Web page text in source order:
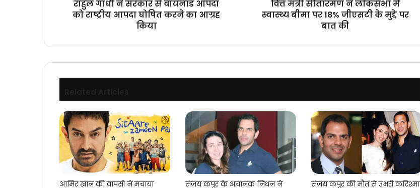
किया
राहुल गांधी ने सरकार से वायनाड आपदा
को राष्ट्रीय आपदा घोषित करने का आग्रह
किया
बात
की
वित्त मंत्री सीतारमण ने लोकसभा में
स्वास्थ्य बीमा पर 18% जीएसटी के मुद्दे पर
बात की
आमिर खान की वापसी ने मचाया
संजय कपूर के अचानक निधन ने
संजय कपूर की मौत से उभरी करिश्मा